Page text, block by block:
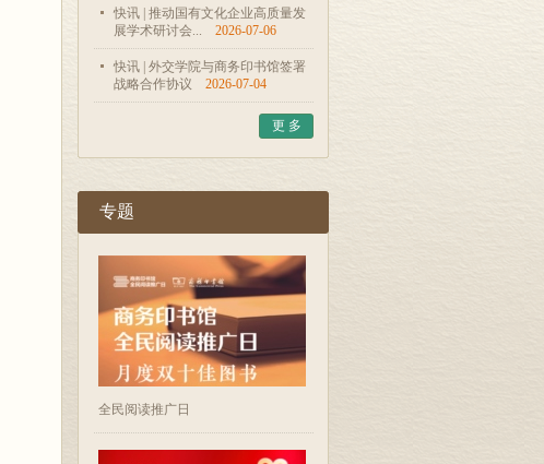
快讯 | 推动国有文化企业高质量发
展学术研讨会...
2026-07-06
快讯 | 外交学院与商务印书馆签署
战略合作协议
2026-07-04
更 多
专题
全民阅读推广日